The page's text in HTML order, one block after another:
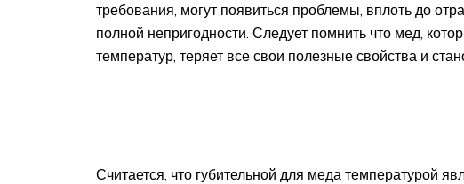
требования, могут появиться проблемы, вплоть до
полной непригодности. Следует помнить что мед,
температур, теряет все свои полезные свойства и
Считается, что губительной для меда температурой